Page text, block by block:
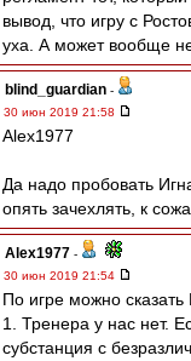
вывод, что игру с
уха. А может вообще
blind_guardian -
30 июн 2019 21:58
Alex1977
Да надо пробовать
опять зачехлять, к
Alex1977 -
30 июн 2019 21:54
По игре можно
1. Тренера у нас нет.
субстанция с